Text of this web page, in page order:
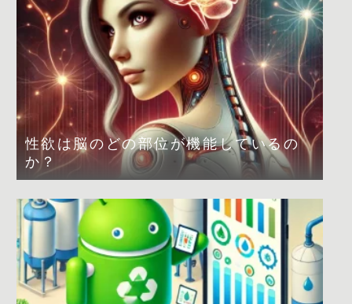
性欲は脳のどの部位が機能しているの
か？